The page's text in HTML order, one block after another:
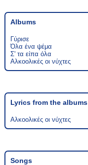
Αlbums
Γύρισε
Όλα ένα ψέμα
Σ' τα είπα όλα
Αλκοολικές οι νύχτες
Lyrics from the albums
Αλκοολικές οι νύχτες
Songs